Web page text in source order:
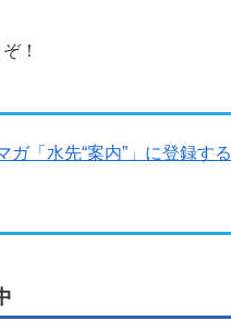
！
ガ「水先“案内”」に登録する